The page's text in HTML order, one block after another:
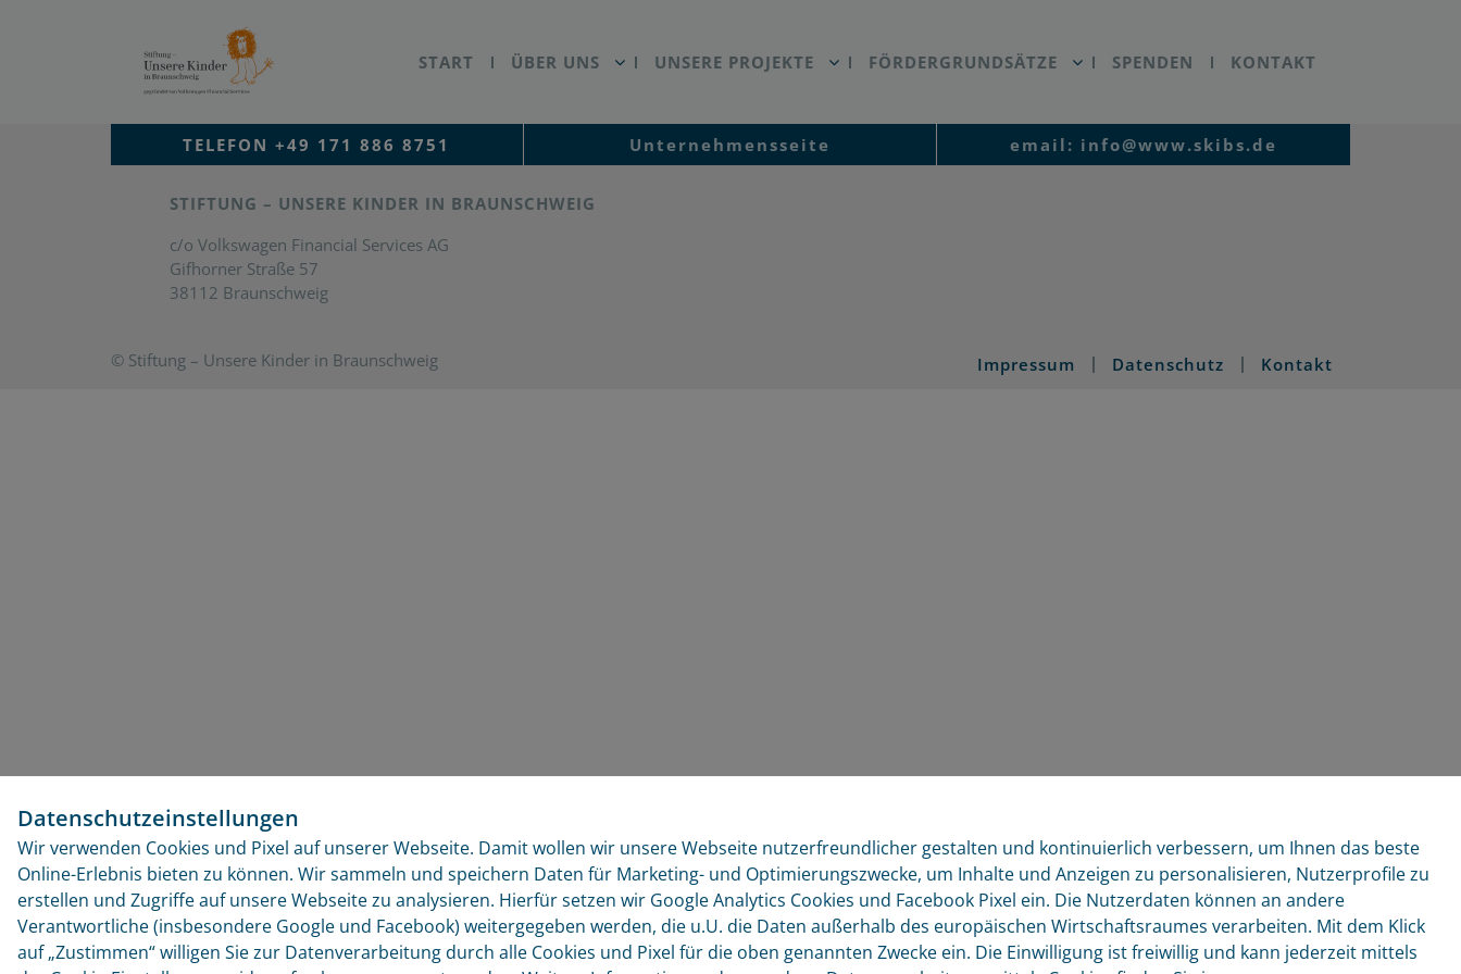
START ÜBER UNS UNSERE PROJEKTE FÖRDERGRUNDSÄTZE SPENDEN KONTAKT
TELEFON +49 171 886 8751 Unternehmensseite email: info@www.skibs.de
STIFTUNG – UNSERE KINDER IN BRAUNSCHWEIG
c/o Volkswagen Financial Services AG
Gifhorner Straße 57
38112 Braunschweig
© Stiftung – Unsere Kinder in Braunschweig Impressum Datenschutz Kontakt
Datenschutzeinstellungen
Wir verwenden Cookies und Pixel auf unserer Webseite. Damit wollen wir unsere Webseite nutzerfreundlicher gestalten und kontinuierlich verbessern, um Ihnen das beste
Online-Erlebnis bieten zu können. Wir sammeln und speichern Daten für Marketing- und Optimierungszwecke, um Inhalte und Anzeigen zu personalisieren, Nutzerprofile zu
erstellen und Zugriffe auf unsere Webseite zu analysieren. Hierfür setzen wir Google Analytics Cookies und Facebook Pixel ein. Die Nutzerdaten können an andere
Verantwortliche (insbesondere Google und Facebook) weitergegeben werden, die u.U. die Daten außerhalb des europäischen Wirtschaftsraumes verarbeiten. Mit dem Klick
auf „Zustimmen“ willigen Sie zur Datenverarbeitung durch alle Cookies und Pixel für die oben genannten Zwecke ein. Die Einwilligung ist freiwillig und kann jederzeit mittels